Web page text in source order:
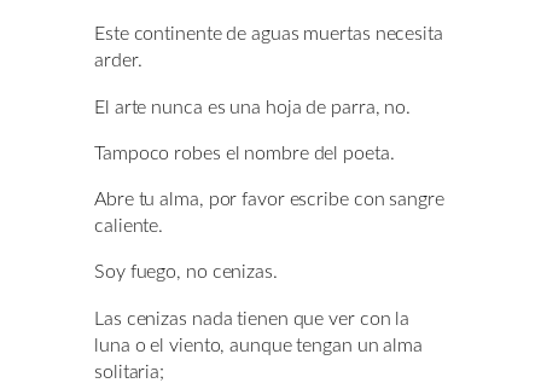
Este continente de aguas muertas necesita
arder.
El arte nunca es una hoja de parra, no.
Tampoco robes el nombre del poeta.
Abre tu alma, por favor escribe con sangre
caliente.
Soy fuego, no cenizas.
Las cenizas nada tienen que ver con la
luna o el viento, aunque tengan un alma
solitaria;